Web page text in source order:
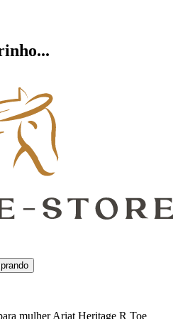
mulher Ariat Heritage R Toe